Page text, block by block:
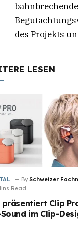
des Projekts
LESEN
By Schweizer
Read
präsentiert Clip
im Clip-